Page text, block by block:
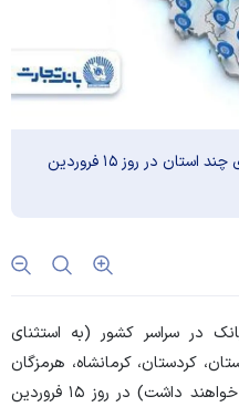
تمامی شعب بانک تجارت به استثنای چند استان در روز ۱۵ فروردین
در سراسر کشور (به استثنای
کردستان، کرمانشاه، هرمزگان
و ایلام به‌صورت کشیک خدمت‌رسانی خواهند داشت) در روز ۱۵ فروردین